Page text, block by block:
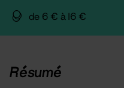
de 6 € à 16 €
Résumé